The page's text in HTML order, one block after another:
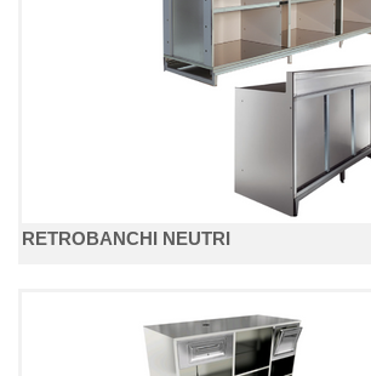
RETROBANCHI NEUTRI